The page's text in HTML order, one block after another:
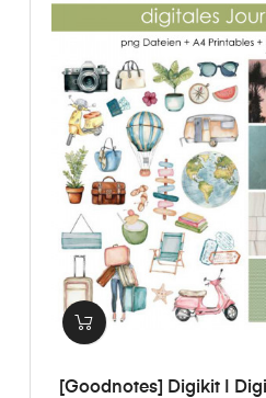
[Goodnotes] Digikit |